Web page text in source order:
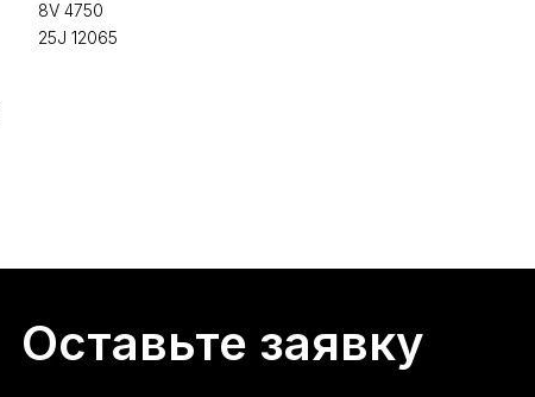
8V 4750
25J 12065
Оставьте заявку